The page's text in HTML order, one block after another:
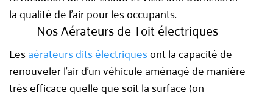
la qualité de l’air pour les occupants.
Nos Aérateurs de Toit électriques
Lesaérateurs dits électriquesont la capacité de
renouveler l’air d’un véhicule aménagé de manière
très efficace quelle que soit la surface (on